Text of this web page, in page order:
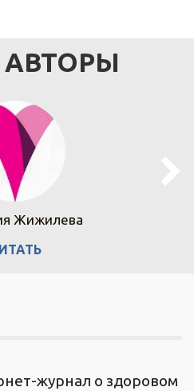
Жижилева
журнал о здоровом